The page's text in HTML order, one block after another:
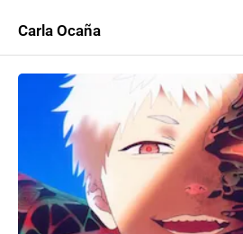
Carla Ocaña